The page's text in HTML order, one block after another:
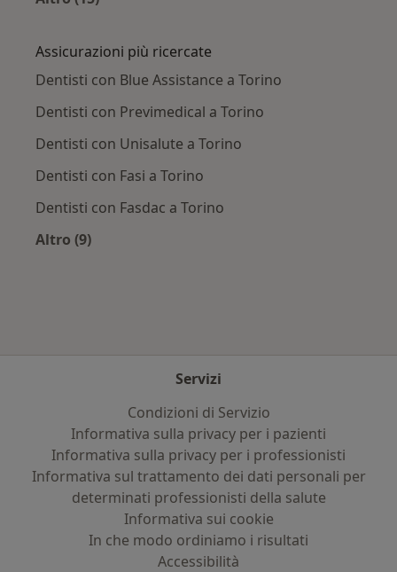
Assicurazioni più ricercate
Dentisti con Blue Assistance a Torino
Dentisti con Previmedical a Torino
Dentisti con Unisalute a Torino
Dentisti con Fasi a Torino
Dentisti con Fasdac a Torino
Altro (9)
Servizi
Condizioni di Servizio
Informativa sulla privacy per i pazienti
Informativa sulla privacy per i professionisti
Informativa sul trattamento dei dati personali per
determinati professionisti della salute
Informativa sui cookie
In che modo ordiniamo i risultati
Accessibilità